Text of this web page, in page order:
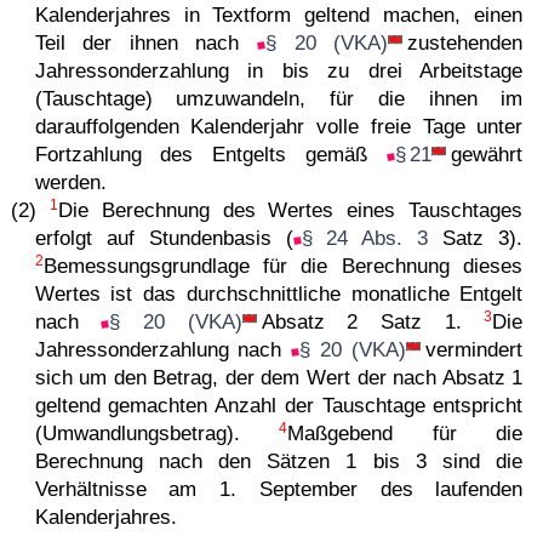
Kalenderjahres in Textform geltend machen, einen
Teil der ihnen nach
§ 20 (VKA)
zustehenden
Jahressonderzahlung in bis zu drei Arbeitstage
(Tauschtage) umzuwandeln, für die ihnen im
darauffolgenden Kalenderjahr volle freie Tage unter
Fortzahlung des Entgelts gemäß § 21
gewährt
werden.
(2)
1 Die Berechnung des Wertes eines Tauschtages
erfolgt auf Stundenbasis ( § 24 Abs. 3 Satz 3).
2Bemessungsgrundlage für die Berechnung dieses
Wertes ist das durchschnittliche monatliche Entgelt
nach § 20 (VKA) Absatz 2 Satz 1.3Die
Jahressonderzahlung nach § 20 (VKA)
vermindert
sich um den Betrag, der dem Wert der nach Absatz 1
geltend gemachten Anzahl der Tauschtage entspricht
(Umwandlungsbetrag).4Maßgebend für die
Berechnung nach den Sätzen 1 bis 3 sind die
Verhältnisse am 1. September des laufenden
Kalenderjahres.